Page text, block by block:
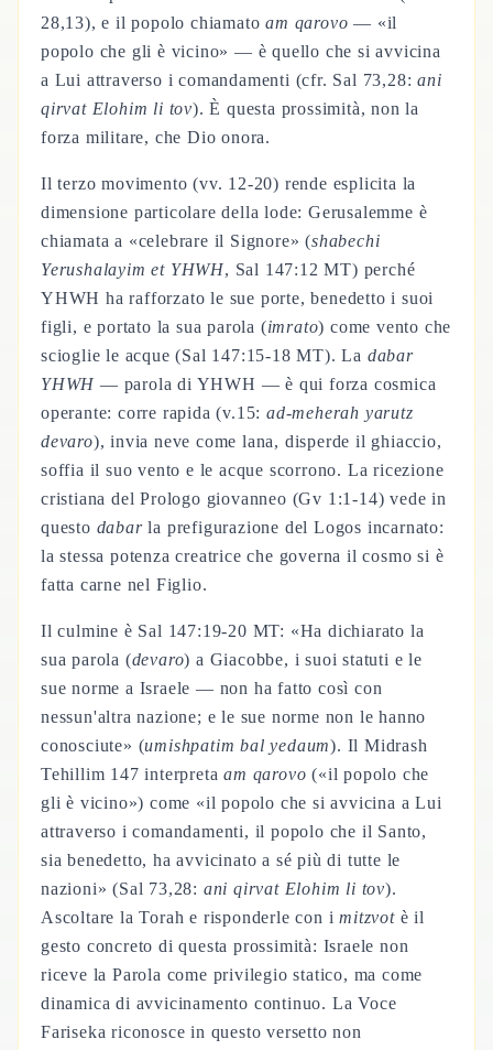
28,13), e il popolo chiamatoam qarovo — «il
popolo che gli è vicino» — è quello che si avvicina
a Lui attraverso i comandamenti (cfr. Sal 73,28:ani
qirvat Elohim li tov). È questa prossimità, non la
forza militare, che Dio onora.
Il terzo movimento (vv. 12-20) rende esplicita la
dimensione particolare della lode: Gerusalemme è
chiamata a «celebrare il Signore» (shabechi
Yerushalayim et YHWH, Sal 147:12 MT) perché
YHWH ha rafforzato le sue porte, benedetto i suoi
figli, e portato la sua parola (imrato) come vento che
scioglie le acque (Sal 147:15-18 MT). La dabar
YHWH — parola di YHWH — è qui forza cosmica
operante: corre rapida (v.15:ad-meherah yarutz
devaro), invia neve come lana, disperde il ghiaccio,
soffia il suo vento e le acque scorrono. La ricezione
cristiana del Prologo giovanneo (Gv 1:1-14) vede in
questo dabarla prefigurazione del Logos incarnato:
la stessa potenza creatrice che governa il cosmo si è
fatta carne nel Figlio.
Il culmine è Sal 147:19-20 MT: «Ha dichiarato la
sua parola (devaro) a Giacobbe, i suoi statuti e le
sue norme a Israele — non ha fatto così con
nessun'altra nazione; e le sue norme non le hanno
conosciute» (umishpatim bal yedaum). Il Midrash
Tehillim 147 interpretaam qarovo («il popolo che
gli è vicino») come «il popolo che si avvicina a Lui
attraverso i comandamenti, il popolo che il Santo,
sia benedetto, ha avvicinato a sé più di tutte le
nazioni» (Sal 73,28: ani qirvat Elohim li tov).
Ascoltare la Torah e risponderle con imitzvotè il
gesto concreto di questa prossimità: Israele non
riceve la Parola come privilegio statico, ma come
dinamica di avvicinamento continuo. La Voce
Fariseka riconosce in questo versetto non